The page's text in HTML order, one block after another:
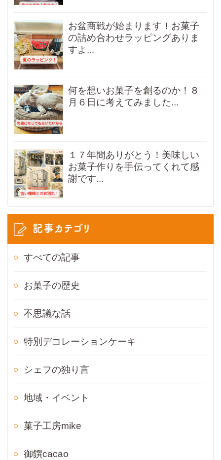
お盆商戦が始まります！お菓子
の詰め合わせラッピングありま
すよ...
何を想いお菓子を創るのか！８
月６日に考えてみました...
１７年間ありがとう！美味しい
お菓子作りを手伝ってくれて感
謝です...
記事カテゴリ
すべての記事
お菓子の歴史
不思議な話
特別デコレーションケーキ
シェフの独り言
地域・イベント
菓子工房mike
御饌cacao